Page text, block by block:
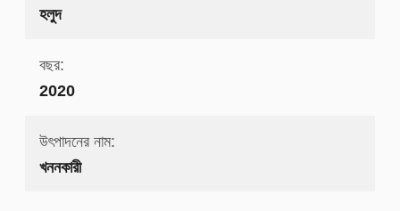
হলুদ
বছর:
2020
উৎপাদনের নাম:
খননকারী